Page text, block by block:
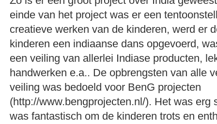
einde van het project was er een
creatieve werken van de kinderen, werd er
kinderen een indiaanse dans opgevoerd,
een veiling van allerlei Indiase producten,
handwerken e.a.. De opbrengsten van alle
veiling was bedoeld voor BenG projecten
(http://www.bengprojecten.nl/). Het was erg
was fantastisch om de kinderen trots en